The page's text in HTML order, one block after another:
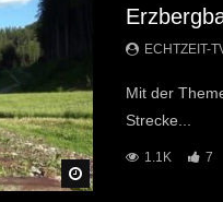
Später Ansehen
ECHTZEIT-
Mit der
Strecke...
1.1K 7